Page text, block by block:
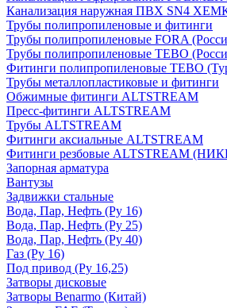
Канализация наружная ПВХ SN4
Трубы полипропиленовые и фитинги
Трубы полипропиленовые FORA
Трубы полипропиленовые TEBO
Фитинги полипропиленовые TEBO
Трубы металлопластиковые и фитинги
Обжимные фитинги ALTSTREAM
Пресс-фитинги ALTSTREAM
Трубы ALTSTREAM
Фитинги аксиальные ALTSTREAM
Фитинги резбовые ALTSTREAM
Запорная арматура
Вантузы
Задвижки стальные
Вода, Пар, Нефть (Ру 16)
Вода, Пар, Нефть (Ру 25)
Вода, Пар, Нефть (Ру 40)
Газ (Ру 16)
Под привод (Ру 16,25)
Затворы дисковые
Затворы Benarmo (Китай)